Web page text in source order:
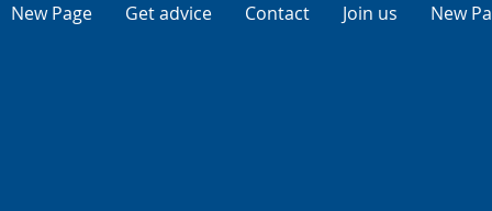
New Page Get advice Contact Join us New